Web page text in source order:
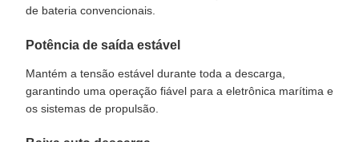
de bateria convencionais.
Potência de saída estável
Mantém a tensão estável durante toda a descarga,
garantindo uma operação fiável para a eletrônica marítima e
os sistemas de propulsão.